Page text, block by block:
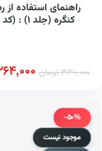
راهنمای استفاده از
کنگره (جلد ۱) : (کد ۸۶۷)
330,000تومان
-50%
موجود نیست